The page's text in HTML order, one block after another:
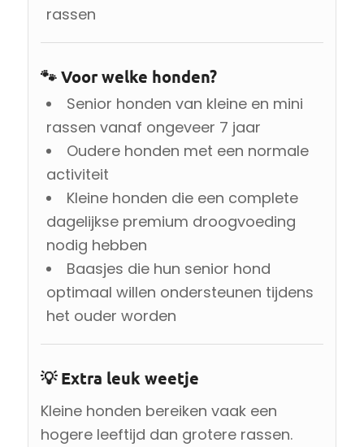
rassen
🐾 Voor welke honden?
Senior honden van kleine en mini
rassen vanaf ongeveer 7 jaar
Oudere honden met een normale
activiteit
Kleine honden die een complete
dagelijkse premium droogvoeding
nodig hebben
Baasjes die hun senior hond
optimaal willen ondersteunen tijdens
het ouder worden
💡 Extra leuk weetje
Kleine honden bereiken vaak een
hogere leeftijd dan grotere rassen.